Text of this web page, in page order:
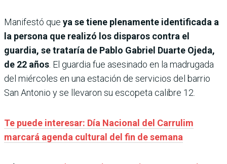
Manifestó que ya se tiene plenamente identificada a
la persona que realizó los disparos contra el
guardia, se trataría de Pablo Gabriel Duarte Ojeda,
de 22 años . El guardia fue asesinado en la madrugada
del miércoles en una estación de servicios del barrio
San Antonio y se llevaron su escopeta calibre 12.
Te puede interesar: Día Nacional del Carrulim
marcará agenda cultural del fin de semana